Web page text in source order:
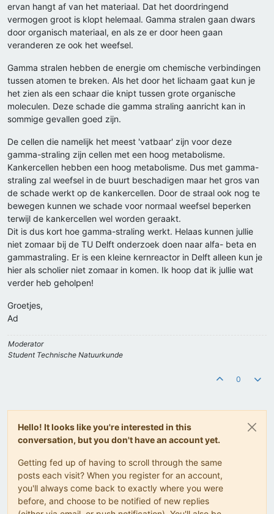
ervan hangt af van het materiaal. Dat het doordringend
vermogen groot is klopt helemaal. Gamma stralen gaan dwars
door organisch materiaal, en als ze er door heen gaan
veranderen ze ook het weefsel.
Gamma stralen hebben de energie om chemische verbindingen
tussen atomen te breken. Als het door het lichaam gaat kun je
het zien als een schaar die knipt tussen grote organische
moleculen. Deze schade die gamma straling aanricht kan in
sommige gevallen goed zijn.
De cellen die namelijk het meest 'vatbaar' zijn voor deze
gamma-straling zijn cellen met een hoog metabolisme.
Kankercellen hebben een hoog metabolisme. Dus met gamma-
straling zal weefsel in de buurt beschadigen maar het gros van
de schade werkt op de kankercellen. Door de straal ook nog te
bewegen kunnen we schade voor normaal weefsel beperken
terwijl de kankercellen wel worden geraakt.
Dit is dus kort hoe gamma-straling werkt. Helaas kunnen jullie
niet zomaar bij de TU Delft onderzoek doen naar alfa- beta en
gammastraling. Er is een kleine kernreactor in Delft alleen kun je
hier als scholier niet zomaar in komen. Ik hoop dat ik jullie wat
verder heb geholpen!
Groetjes,
Ad
Moderator
Student Technische Natuurkunde
0
Hello! It looks like you're interested in this
conversation, but you don't have an account yet.
Getting fed up of having to scroll through the same
posts each visit? When you register for an account,
you'll always come back to exactly where you were
before, and choose to be notified of new replies